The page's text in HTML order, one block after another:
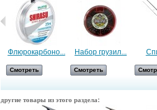
Флюрокарбоно...
Смотреть
Набор грузил...
Смотреть
другие товары из этого раздела: